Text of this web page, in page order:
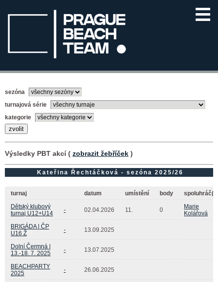
sezóna
turnajová série
kategorie
Výsledky PBT akcí ( zobrazit žebříček )
Kateřina Řechtáčková - sezóna 2025/26
turnaj datum umístění body
Dětský klubový
turnaj U12+U14
- 02.04.2026 11. 0
Marie
Kolářová
BRIGÁDA | ČP
U16 Ž
- 13.09.2025
Dolní Čermná |
13.-18. 7. 2025
- 13.07.2025
BEACHPARTY
2025
- 26.06.2025